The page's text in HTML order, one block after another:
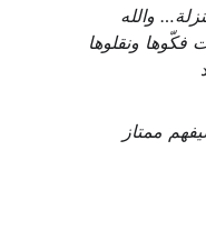
والله
فكّوها ونقلوها
ممتاز